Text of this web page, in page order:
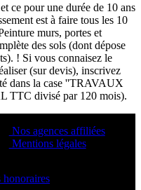
ce pour une durée de 10 ans
est à faire tous les 10
murs, portes et
des sols (dont dépose
! Si vous connaisez le
(sur devis), inscrivez
dans la case ''TRAVAUX
TTC divisé par 120 mois).
Nos agences affiliées
Mentions légales
honoraires